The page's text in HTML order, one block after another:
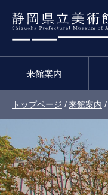
来館案内
トップページ /来館案内 /